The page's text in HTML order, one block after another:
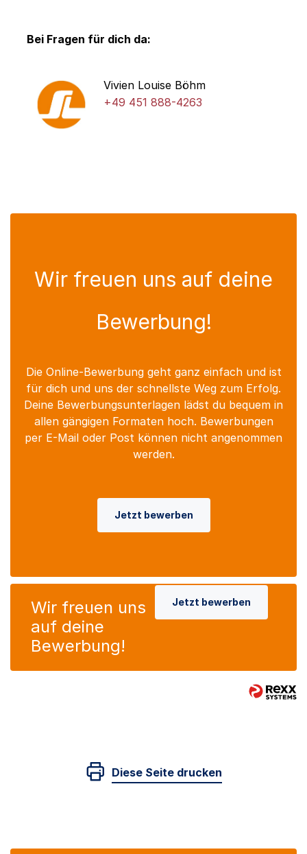
Bei Fragen für dich da:
Vivien Louise Böhm
+49 451 888-4263
Wir freuen uns auf deine
Bewerbung!
Die Online-Bewerbung geht ganz einfach und ist
für dich und uns der schnellste Weg zum Erfolg.
Deine Bewerbungsunterlagen lädst du bequem in
allen gängigen Formaten hoch. Bewerbungen
per E-Mail oder Post können nicht angenommen
werden.
Jetzt bewerben
Wir freuen uns
auf deine
Bewerbung!
Jetzt bewerben
Diese Seite drucken